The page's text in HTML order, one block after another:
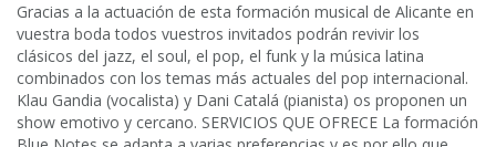
Gracias a la actuación de esta formación musical de Alicante en
vuestra boda todos vuestros invitados podrán revivir los
clásicos del jazz, el soul, el pop, el funk y la música latina
combinados con los temas más actuales del pop internacional.
Klau Gandia (vocalista) y Dani Catalá (pianista) os proponen un
show emotivo y cercano. SERVICIOS QUE OFRECE La formación